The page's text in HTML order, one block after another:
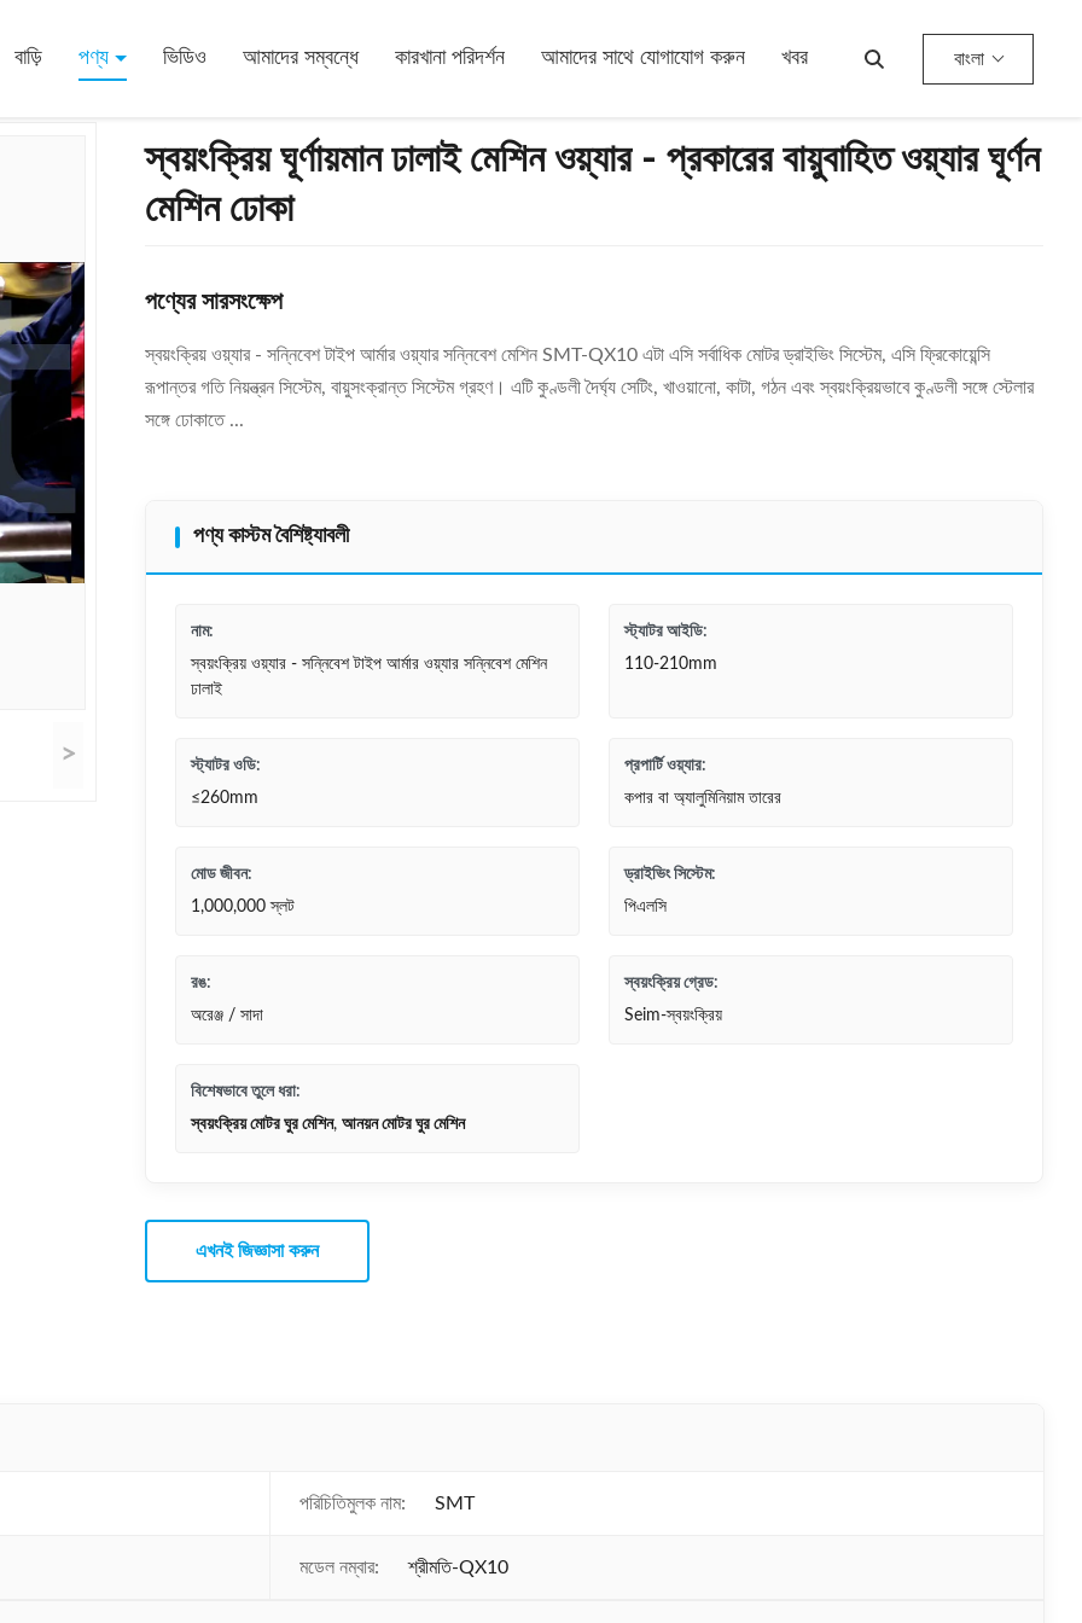
বাড়ি পণ্য ভিডিও আমাদের সম্বন্ধে কারখানা পরিদর্শন আমাদের সাথে যোগাযোগ করুন খবর বাংলা
>
স্বয়ংক্রিয় ঘূর্ণায়মান ঢালাই মেশিন ওয়্যার - প্রকারের বায়ুবাহিত ওয়্যার ঘূর্ণন
মেশিন ঢোকা
পণ্যের সারসংক্ষেপ
স্বয়ংক্রিয় ওয়্যার - সন্নিবেশ টাইপ আর্মার ওয়্যার সন্নিবেশ মেশিন SMT-QX10 এটা এসি সর্বাধিক মোটর ড্রাইভিং সিস্টেম, এসি ফ্রিকোয়েন্সি
রূপান্তর গতি নিয়ন্ত্রন সিস্টেম, বায়ুসংক্রান্ত সিস্টেম গ্রহণ। এটি কুণ্ডলী দৈর্ঘ্য সেটিং, খাওয়ানো, কাটা, গঠন এবং স্বয়ংক্রিয়ভাবে কুণ্ডলী সঙ্গে স্টেলার
সঙ্গে ঢোকাতে ...
পণ্য কাস্টম বৈশিষ্ট্যাবলী
নাম:
স্বয়ংক্রিয় ওয়্যার - সন্নিবেশ টাইপ আর্মার ওয়্যার সন্নিবেশ মেশিন
ঢালাই
স্ট্যাটর আইডি:
110-210mm
স্ট্যাটর ওডি:
≤260mm
প্রপার্টি ওয়্যার:
কপার বা অ্যালুমিনিয়াম তারের
মোড জীবন:
1,000,000 স্লট
ড্রাইভিং সিস্টেম:
পিএলসি
রঙ:
অরেঞ্জ / সাদা
স্বয়ংক্রিয় গ্রেড:
Seim-স্বয়ংক্রিয়
বিশেষভাবে তুলে ধরা:
স্বয়ংক্রিয় মোটর ঘুর মেশিন, আনয়ন মোটর ঘুর মেশিন
এখনই জিজ্ঞাসা করুন
পরিচিতিমুলক নাম: SMT
মডেল নম্বার: শ্রীমতি-QX10